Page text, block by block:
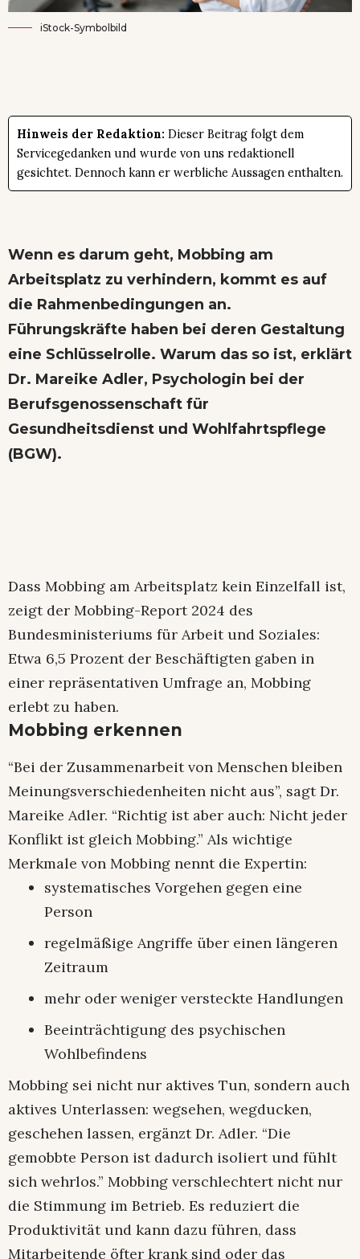
iStock-Symbolbild
Hinweis der Redaktion: Dieser Beitrag folgt dem
Servicegedanken und wurde von uns redaktionell
gesichtet. Dennoch kann er werbliche Aussagen enthalten.
Wenn es darum geht, Mobbing am
Arbeitsplatz zu verhindern, kommt es auf
die Rahmenbedingungen an.
Führungskräfte haben bei deren Gestaltung
eine Schlüsselrolle. Warum das so ist, erklärt
Dr. Mareike Adler, Psychologin bei der
Berufsgenossenschaft für
Gesundheitsdienst und Wohlfahrtspflege
(BGW).
Dass Mobbing am Arbeitsplatz kein Einzelfall ist,
zeigt der Mobbing-Report 2024 des
Bundesministeriums für Arbeit und Soziales:
Etwa 6,5 Prozent der Beschäftigten gaben in
einer repräsentativen Umfrage an, Mobbing
erlebt zu haben.
Mobbing erkennen
“Bei der Zusammenarbeit von Menschen bleiben
Meinungsverschiedenheiten nicht aus”, sagt Dr.
Mareike Adler. “Richtig ist aber auch: Nicht jeder
Konflikt ist gleich Mobbing.” Als wichtige
Merkmale von Mobbing nennt die Expertin:
systematisches Vorgehen gegen eine
Person
regelmäßige Angriffe über einen längeren
Zeitraum
mehr oder weniger versteckte Handlungen
Beeinträchtigung des psychischen
Wohlbefindens
Mobbing sei nicht nur aktives Tun, sondern auch
aktives Unterlassen: wegsehen, wegducken,
geschehen lassen, ergänzt Dr. Adler. “Die
gemobbte Person ist dadurch isoliert und fühlt
sich wehrlos.” Mobbing verschlechtert nicht nur
die Stimmung im Betrieb. Es reduziert die
Produktivität und kann dazu führen, dass
Mitarbeitende öfter krank sind oder das